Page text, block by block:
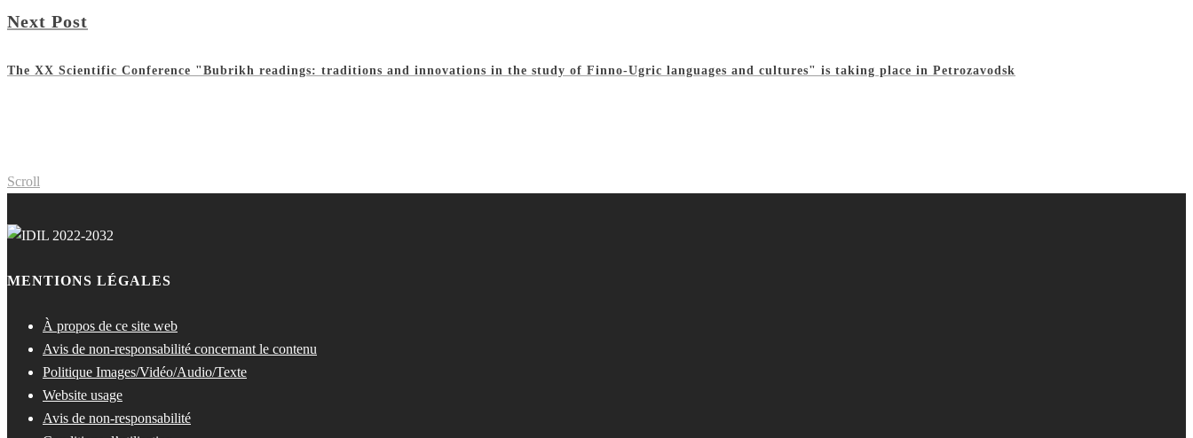
Next Post
The XX Scientific Conference "Bubrikh readings: traditions and innovations in the study of Finno-Ugric languages and cultures" is taking place in Petrozavodsk
Scroll
MENTIONS LÉGALES
À propos de ce site web
Avis de non-responsabilité concernant le contenu
Politique Images/Vidéo/Audio/Texte
Website usage
Avis de non-responsabilité